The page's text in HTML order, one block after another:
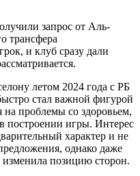
запрос от Аль-
трансфера
и клуб сразу дали
летом 2024 года с РБ
стал важной фигурой
проблемы со здоровьем,
построении игры. Интерес
характер и не
однако даже
изменила позицию сторон.